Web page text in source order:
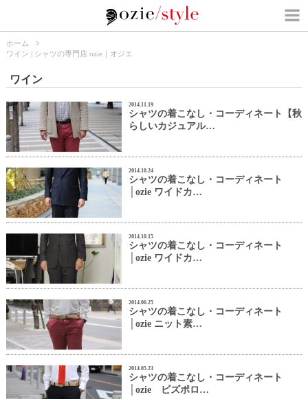
ホーム
ワイン | シャツの専門店 ozie｜オジエ
ワイン
2014.11.19
シャツの着こなし・コーディネート【秋
らしいカジュアル…
2014.10.24
シャツの着こなし・コーディネート
│ozie ワイドカ…
2014.10.15
シャツの着こなし・コーディネート
│ozie ワイドカ…
2014.06.25
シャツの着こなし・コーディネート
│ozie ニット素…
2014.05.23
シャツの着こなし・コーディネート
│ozie ビズポロ…